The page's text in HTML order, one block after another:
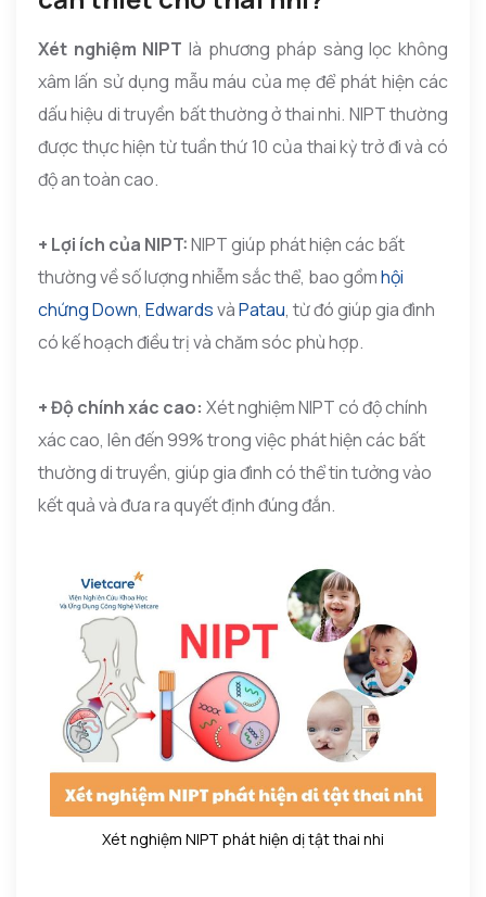
Xét nghiệm NIPT là phương pháp sàng lọc không
xâm lấn sử dụng mẫu máu của mẹ để phát hiện các
dấu hiệu di truyền bất thường ở thai nhi. NIPT thường
được thực hiện từ tuần thứ 10 của thai kỳ trở đi và có
độ an toàn cao.
+ Lợi ích của NIPT:NIPT giúp phát hiện các bất
thường về số lượng nhiễm sắc thể, bao gồmhội
chứng Down, EdwardsvàPatau, từ đó giúp gia đình
có kế hoạch điều trị và chăm sóc phù hợp.
+ Độ chính xác cao: Xét nghiệm NIPT có độ chính
xác cao, lên đến 99% trong việc phát hiện các bất
thường di truyền, giúp gia đình có thể tin tưởng vào
kết quả và đưa ra quyết định đúng đắn.
Xét nghiệm NIPT phát hiện dị tật thai nhi